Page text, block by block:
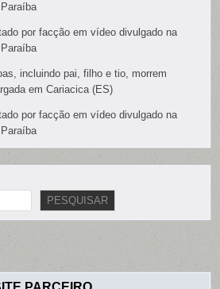
por facção em vídeo divulgado na
incluindo pai, filho e tio, morrem
em Cariacica (ES)
por facção em vídeo divulgado na
PESQUISAR